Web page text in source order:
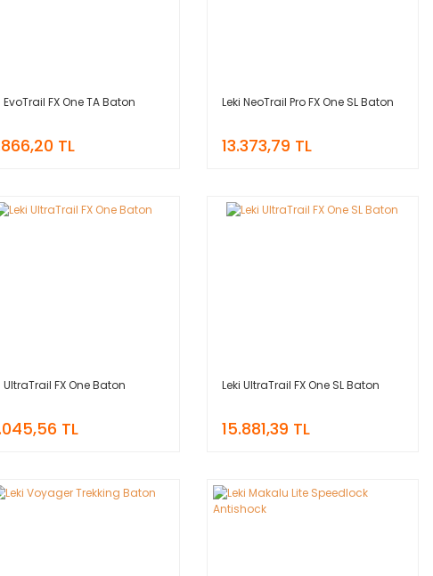
EvoTrail FX One TA Baton
TL
Leki NeoTrail Pro FX One SL Baton
13.373,79 TL
UltraTrail FX One Baton
TL
Leki UltraTrail FX One SL Baton
15.881,39 TL